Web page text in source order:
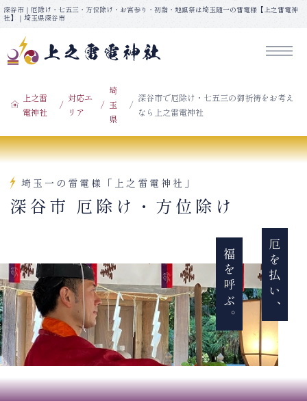
コ
ン
ン
ッ
プ
深谷市｜厄除け・七五三・方位除け・お宮参り・初詣・地鎮祭は埼玉随一の雷電様【上之雷電神
社】｜埼玉県深谷市
上之雷
電神社
対応エ
リア
埼
玉
県
深谷市で厄除け・七五三の御祈祷をお考え
なら上之雷電神社
埼玉一の雷電様「上之雷電神社」
深谷市 厄除け・方位除け
厄を払い、
福を呼ぶ。